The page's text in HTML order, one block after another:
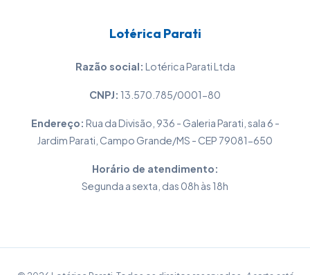
Lotérica Parati
Razão social: Lotérica Parati Ltda
CNPJ: 13.570.785/0001-80
Endereço: Rua da Divisão, 936 - Galeria Parati, sala 6 -
Jardim Parati, Campo Grande/MS - CEP 79081-650
Horário de atendimento:
Segunda a sexta, das 08h às 18h